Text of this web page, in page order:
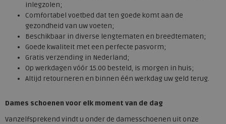
inlegzolen;
Comfortabel voetbed dat ten goede komt aan de
gezondheid van uw voeten;
Beschikbaar in diverse lengtematen en breedtematen;
Goede kwaliteit met een perfecte pasvorm;
Gratis verzending in Nederland;
Op werkdagen vóór 15.00 besteld, is morgen in huis;
Altijd retourneren en binnen één werkdag uw geld terug.
Dames schoenen voor elk moment van de dag
Vanzelfsprekend vindt u onder de damesschoenen uit onze